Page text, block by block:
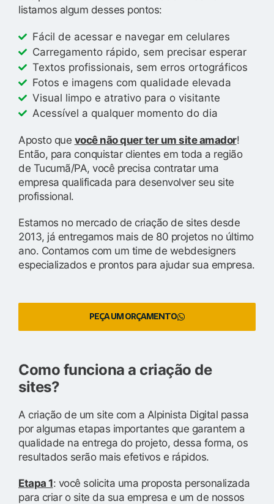
listamos algum desses pontos:
Fácil de acessar e navegar em celulares
Carregamento rápido, sem precisar esperar
Textos profissionais, sem erros ortográficos
Fotos e imagens com qualidade elevada
Visual limpo e atrativo para o visitante
Acessível a qualquer momento do dia
Aposto que você não quer ter um site amador!
Então, para conquistar clientes em toda a região
de Tucumã/PA, você precisa contratar uma
empresa qualificada para desenvolver seu site
profissional.
Estamos no mercado de criação de sites desde
2013, já entregamos mais de 80 projetos no último
ano. Contamos com um time de webdesigners
especializados e prontos para ajudar sua empresa.
PEÇA UM ORÇAMENTO
Como funciona a criação de
sites?
A criação de um site com a Alpinista Digital passa
por algumas etapas importantes que garantem a
qualidade na entrega do projeto, dessa forma, os
resultados serão mais efetivos e rápidos.
Etapa 1: você solicita uma proposta personalizada
para criar o site da sua empresa e um de nossos